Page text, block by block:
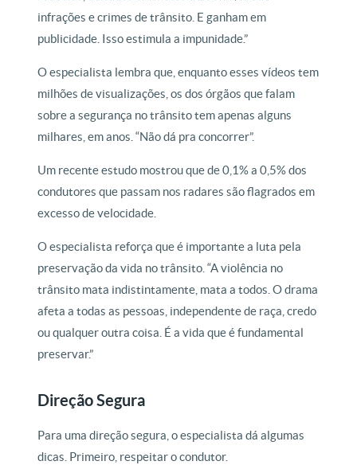
infrações e crimes de trânsito. E ganham em
publicidade. Isso estimula a impunidade.”
O especialista lembra que, enquanto esses vídeos tem
milhões de visualizações, os dos órgãos que falam
sobre a segurança no trânsito tem apenas alguns
milhares, em anos. “Não dá pra concorrer”.
Um recente estudo mostrou que de 0,1% a 0,5% dos
condutores que passam nos radares são flagrados em
excesso de velocidade.
O especialista reforça que é importante a luta pela
preservação da vida no trânsito. “A violência no
trânsito mata indistintamente, mata a todos. O drama
afeta a todas as pessoas, independente de raça, credo
ou qualquer outra coisa. É a vida que é fundamental
preservar.”
Direção Segura
Para uma direção segura, o especialista dá algumas
dicas. Primeiro, respeitar o condutor.